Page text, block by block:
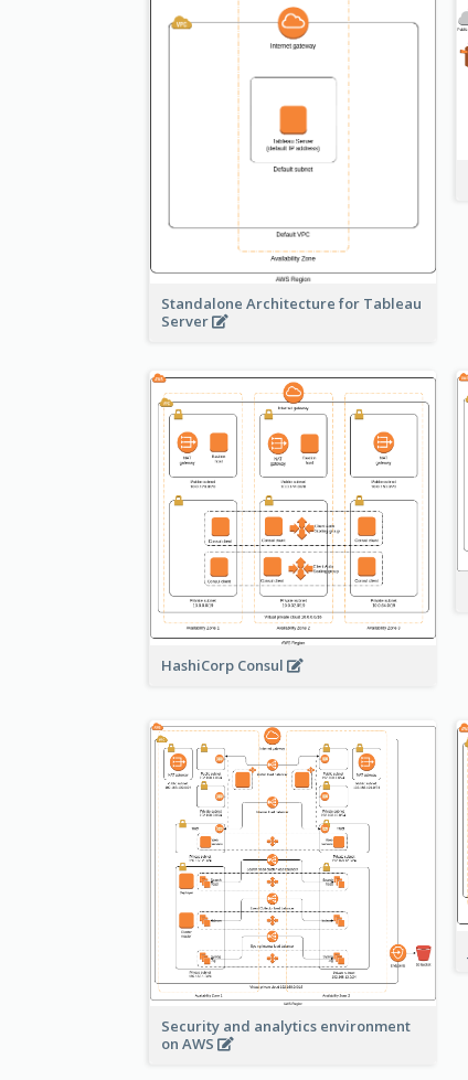
Standalone Architecture for Tableau
Server
HashiCorp Consul
Security and analytics environment
on AWS